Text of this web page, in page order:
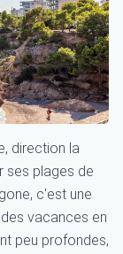
direction la
ses plages de
c'est une
vacances en
peu profondes,